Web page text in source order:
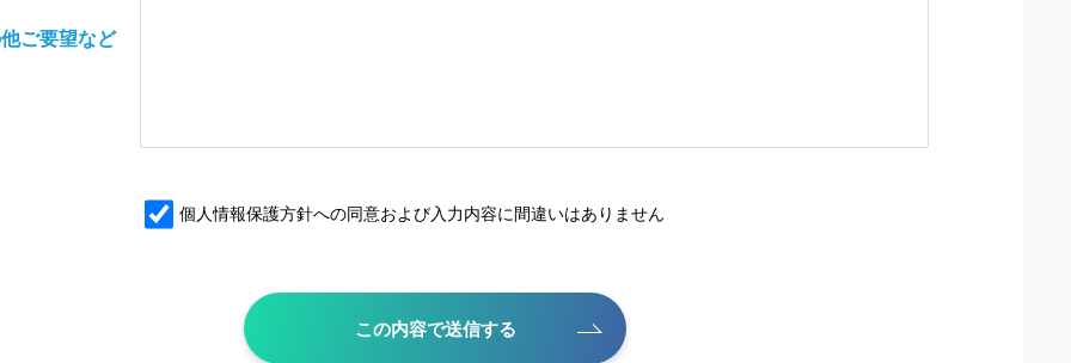
ご要望など
個人情報保護方針への同意および入力内容に間違いはありません
この内容で送信する